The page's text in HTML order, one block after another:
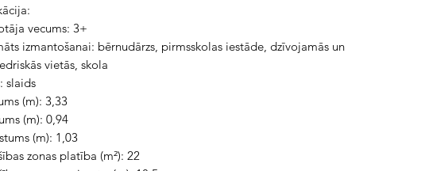
vecums: 3+
izmantošanai: bērnudārzs, pirmsskolas iestāde, dzīvojamās un
vietās, skola
slaids
(m): 3,33
(m): 0,94
(m): 1,03
zonas platība (m²): 22